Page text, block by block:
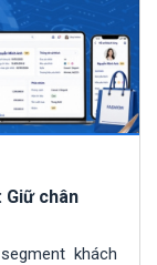
Giữ chân
khách